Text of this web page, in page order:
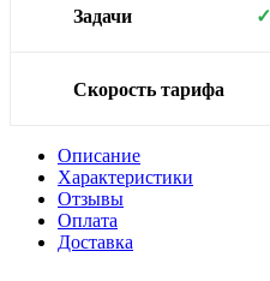
Задачи ✓
Скорость тарифа
Описание
Характеристики
Отзывы
Оплата
Доставка